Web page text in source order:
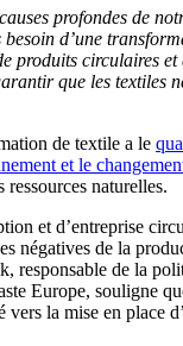
profondes de
d’une
produits circulaires et
que les textiles
de textile a le
et le
ressources naturelles.
et d’entreprise
négatives de la
responsable de la
Europe, souligne
vers la mise en place